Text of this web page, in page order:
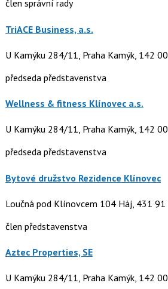
člen správní rady
TriACE Business, a.s.
U Kamýku 284/11, Praha Kamýk, 142 00
předseda představenstva
Wellness & fitness Klínovec a.s.
U Kamýku 284/11, Praha Kamýk, 142 00
předseda představenstva
Bytové družstvo Rezidence Klínovec
Loučná pod Klínovcem 104 Háj, 431 91
člen představenstva
Aztec Properties, SE
U Kamýku 284/11, Praha Kamýk, 142 00